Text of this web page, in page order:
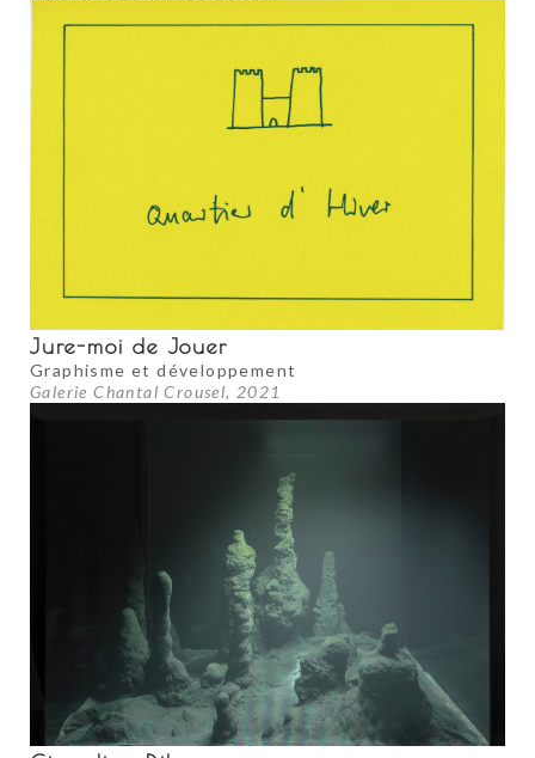
Jure-moi de Jouer
Graphisme et développement
Galerie Chantal Crousel, 2021